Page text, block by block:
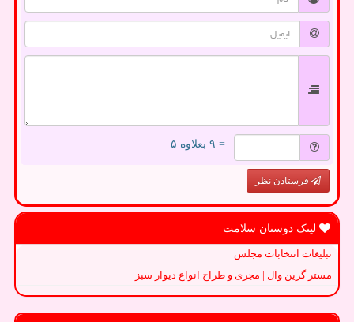
= ۹ بعلاوه ۵
فرستادن نظر
لینک دوستان سلامت
تبلیغات انتخابات مجلس
مستر گرین وال | مجری و طراح انواع دیوار سبز